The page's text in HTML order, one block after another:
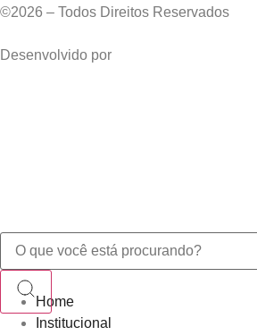
©2026 – Todos Direitos Reservados
Desenvolvido por
Home
Institucional